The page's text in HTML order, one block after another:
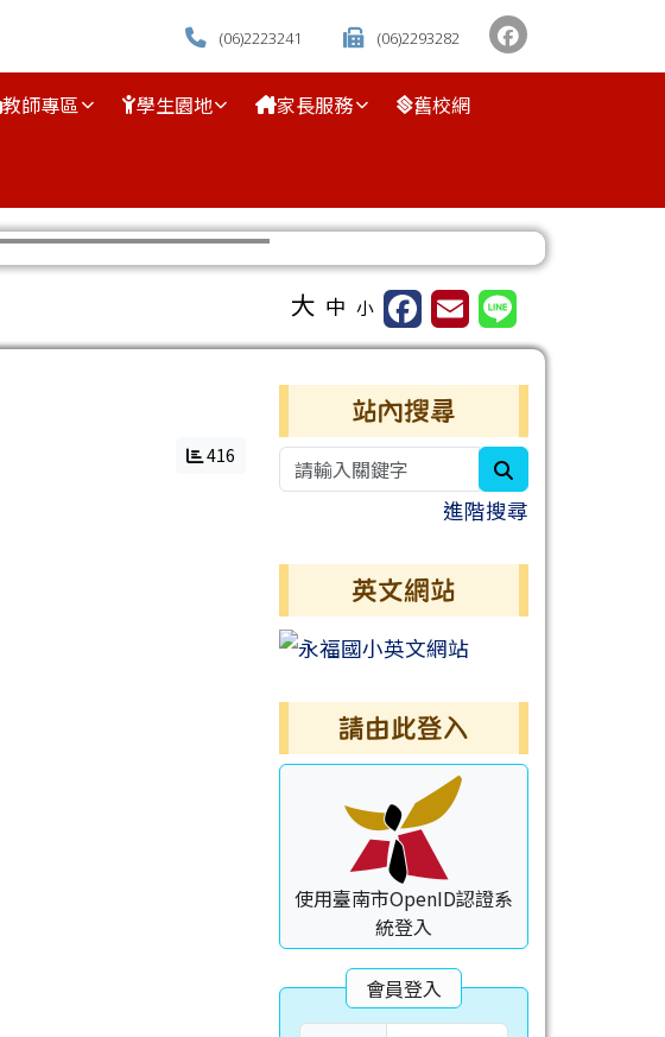
(06)2223241 (06)2293282
教師專區 學生園地 家長服務 舊校網
大 中 小
416
右邊區域內容
站內搜尋
進階搜尋
英文網站
請由此登入
使用臺南市OpenID認證系
統登入
會員登入